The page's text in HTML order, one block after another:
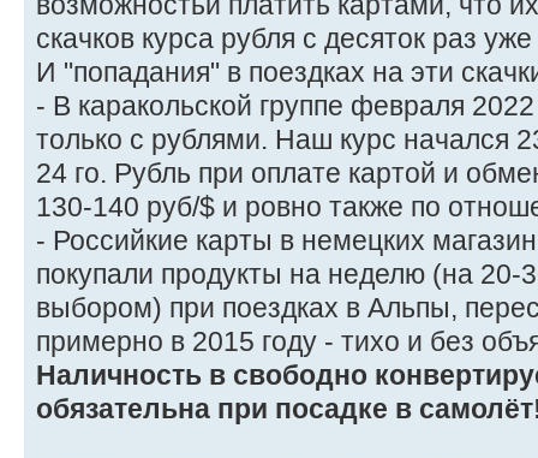
скачков курса рубля с десяток раз
И "попадания" в поездках на эти
- В каракольской группе февраля
только с рублями. Наш курс начался
24 го. Рубль при оплате картой и
130-140 руб/$ и ровно также по
- Российкие карты в немецких
покупали продукты на неделю (на
выбором) при поездках в Альпы,
примерно в 2015 году - тихо и без
Наличность в свободно
обязательна при посадке в